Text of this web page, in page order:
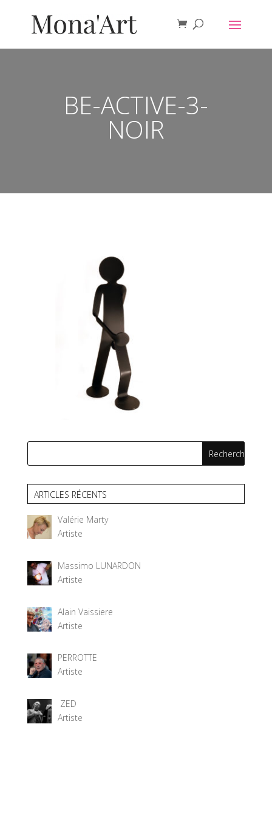
BE-ACTIVE-3-
NOIR
ARTICLES RÉCENTS
Valérie Marty
Artiste
Massimo LUNARDON
Artiste
Alain Vaissiere
Artiste
PERROTTE
Artiste
ZED
Artiste